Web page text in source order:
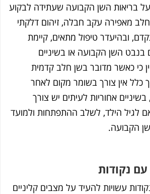
השן הקבועה שעתידה לבקוע
עקב חבלה, זיהום דלקתי
טיפול מתאים, קיימת
הקבועה או בשיניים
מדובר בשן חלב קדמית
צורך בשומר מקום לאחר
לעיתים יש צורך
לשלב ההתפתחות ולמועד
להעיד על מצבים קליניים